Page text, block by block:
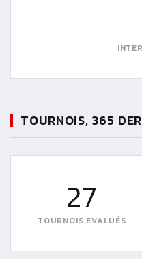
TOURNOIS, 365
27
TOURNOIS EVALUÉS